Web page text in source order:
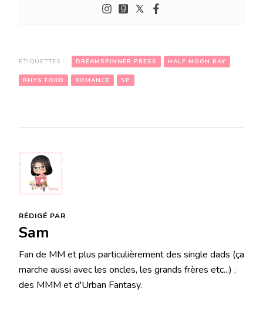
ÉTIQUETTES : DREAMSPINNER PRESS HALF MOON BAY
RHYS FORD ROMANCE SP
RÉDIGÉ PAR
Sam
Fan de MM et plus particulièrement des single dads (ça
marche aussi avec les oncles, les grands frères etc...) ,
des MMM et d'Urban Fantasy.